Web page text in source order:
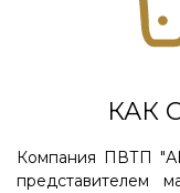
КАК
Компания ПВТП
представителем